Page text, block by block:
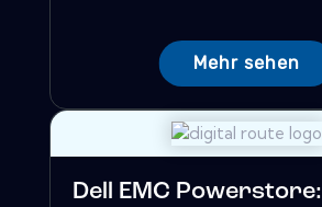
Mehr sehen
Dell EMC Powerstore: